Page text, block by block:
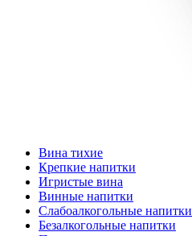
Вина тихие
Крепкие напитки
Игристые вина
Винные напитки
Слабоалкогольные напитки
Безалкогольные напитки